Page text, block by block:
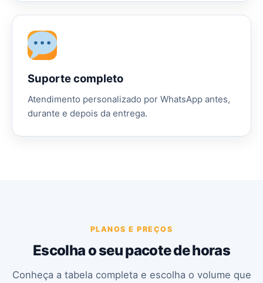
Suporte completo
Atendimento personalizado por WhatsApp antes,
durante e depois da entrega.
PLANOS E PREÇOS
Escolha o seu pacote de horas
Conheça a tabela completa e escolha o volume que